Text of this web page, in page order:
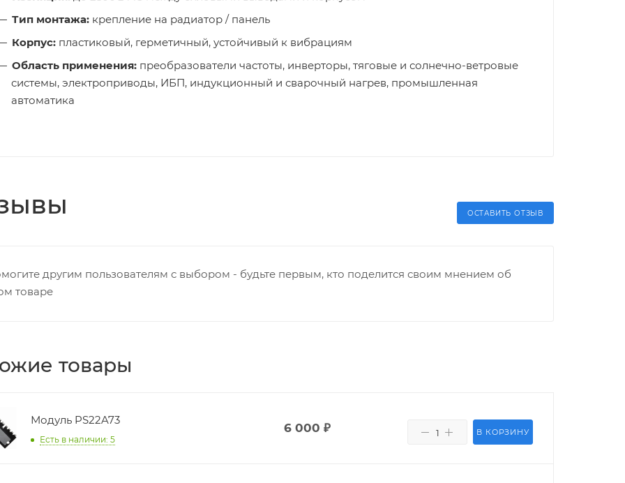
Тип монтажа: крепление на радиатор / панель
Корпус: пластиковый, герметичный, устойчивый к вибрациям
Область применения: преобразователи частоты, инверторы, тяговые и солнечно-ветровые
системы, электроприводы, ИБП, индукционный и сварочный нагрев, промышленная
автоматика
ОСТАВИТЬ ОТЗЫВ
другим пользователям с выбором - будьте первым, кто поделится своим мнением об
товаре
товары
Модуль PS22A73
Есть в наличии: 5
6 000 ₽ В КОРЗИНУ